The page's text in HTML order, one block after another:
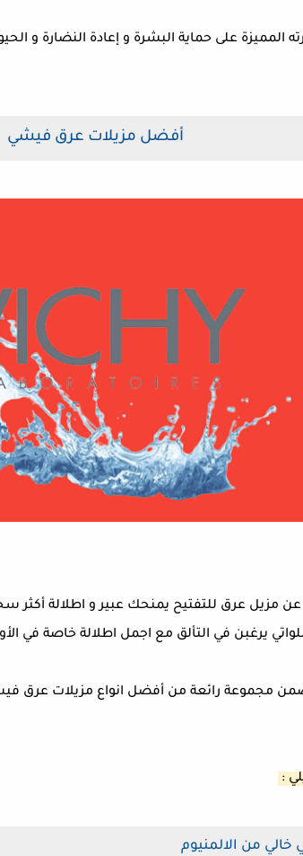
المميزة على حماية البشرة و إعادة النضارة و
أفضل مزيلات عرق فيشي
مزيل عرق للتفتيح يمنحك عبير و اطلالة أكثر
يرغبن في التألق مع اجمل اطلالة خاصة في
مجموعة رائعة من أفضل انواع مزيلات عرق
:
من الالمنيوم